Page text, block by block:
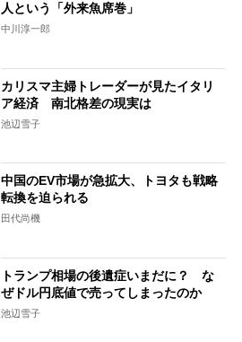
人という「外来魚席巻」
中川淳一郎
カリスマ主婦トレーダーが見たイタリ
ア経済 南北格差の現実は
池辺雪子
中国のEV市場が急拡大、トヨタも戦略
転換を迫られる
田代尚機
トランプ相場の後遺症いまだに？ な
ぜドル円底値で売ってしまったのか
池辺雪子